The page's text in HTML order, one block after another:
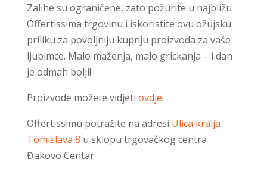
Zalihe su ograničene, zato požurite u najbližu
Offertissima trgovinu i iskoristite ovu ožujsku
priliku za povoljniju kupnju proizvoda za vaše
ljubimce. Malo maženja, malo grickanja – i dan
je odmah bolji!
Proizvode možete vidjeti ovdje.
Offertissimu potražite na adresi Ulica kralja
Tomislava 8 u sklopu trgovačkog centra
Đakovo Centar.